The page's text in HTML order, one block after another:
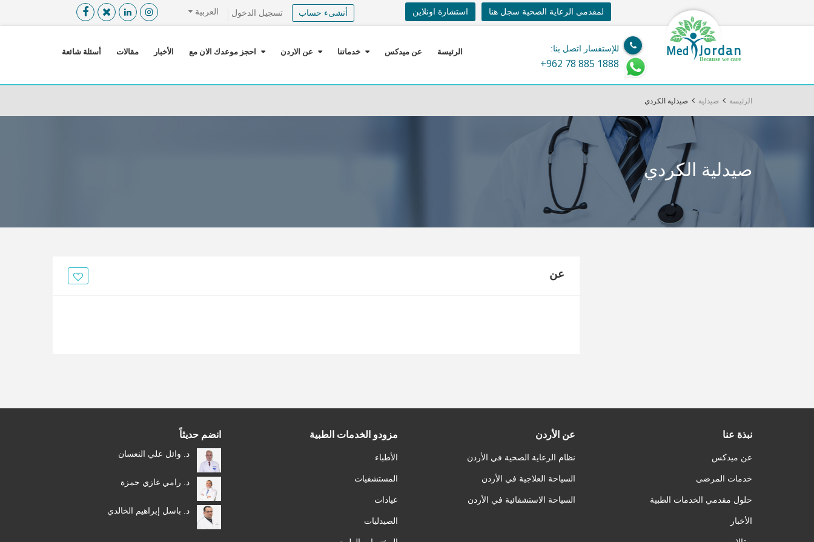
القائمة X
العربية تسجيل الدخول استشارة اونلاين لمقدمى الرعاية الصحية سجل هنا أنشىء حساب
Med Jordan
Because we care
للإستفسار اتصل بنا:
+962 78 885 1888
الرئيسة عن ميدكس خدماتنا عن الاردن احجز موعدك الان مع الأخبار مقالات أسئلة شائعة
الرئيسة صيدلية صيدلية الكردي
صيدلية الكردي
عن
نبذة عنا
عن ميدكس
خدمات المرضى
حلول مقدمي الخدمات الطبية
الأخبار
عن الأردن
نظام الرعاية الصحية في الأردن
السياحة العلاجية في الأردن
السياحة الاستشفائية في الأردن
مزودو الخدمات الطبية
الأطباء
المستشفيات
عيادات
الصيدليات
انضم حديثاً
د. وائل علي النعسان
د. رامي غازي حمزة
د. باسل إبراهيم الخالدي